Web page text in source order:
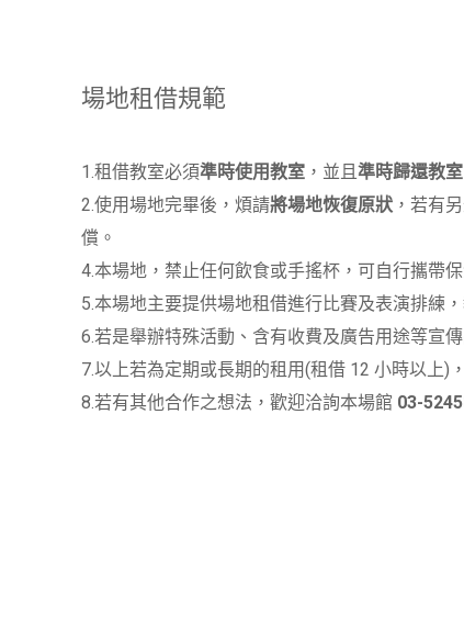
場地租借規範
1.租借教室必須準時使用教室 ，並且準時歸還教室
2.使用場地完畢後，煩請將場地恢復原狀 ，若有
償。
4.本場地，禁止任何飲食或手搖杯，可自行攜帶
5.本場地主要提供場地租借進行比賽及表演排練
6.若是舉辦特殊活動、含有收費及廣告用途等宣
7.以上若為定期或長期的租用(租借 12 小時以上)
8.若有其他合作之想法，歡迎洽詢本場館 03-